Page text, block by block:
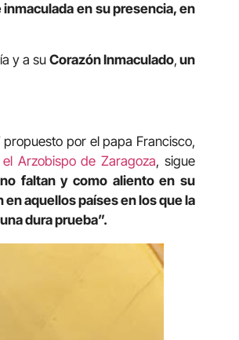
en su presencia, en
y a su Corazón Inmaculado, un
propuesto por el papa Francisco,
Arzobispo de Zaragoza, sigue
faltan y como aliento en su
aquellos países en los que la
dura prueba”.